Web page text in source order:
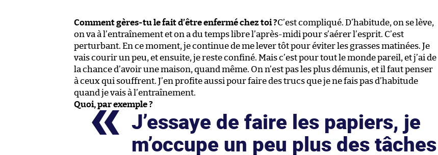
Comment gères-tu le fait d’être enfermé chez toi ?C’est compliqué. D’habitude, on se lève,
on va à l’entraînement et on a du temps libre l’après-midi pour s’aérer l’esprit. C’est
perturbant. En ce moment, je continue de me lever tôt pour éviter les grasses matinées. Je
vais courir un peu, et ensuite, je reste confiné. Mais c’est pour tout le monde pareil, et j’ai de
la chance d’avoir une maison, quand même. On n’est pas les plus démunis, et il faut penser
à ceux qui souffrent. J’en profite aussi pour faire des trucs que je ne fais pas d’habitude
quand je vais à l’entraînement.
Quoi, par exemple ?
J’essaye de faire les papiers, je
m’occupe un peu plus des tâches